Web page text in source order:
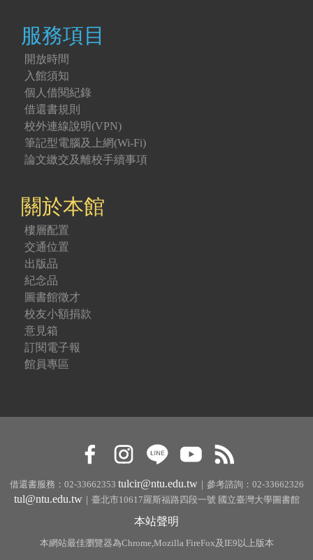
服務項目
開放時間
入館須知
個人借閱紀錄
借還書規則
校外連線說明(VPN)
筆記型電腦及上網(Wi-Fi)
論文繳交及離校手續事項
關於本館
樓層配置
交通位置
出版品
紀念品
圖書館徵才
校友小額捐款
意見箱
訂閱電子報
館員專區
借還書服務：02-33662353 tulcir@ntu.edu.tw｜參考諮詢：02-33662326
tul@ntu.edu.tw｜臺北市10617羅斯福路四段一號 國立臺灣大學圖書館
本站聲明
本網站最佳瀏覽器為Chrome,Mozilla FireFox及IE9以上版本